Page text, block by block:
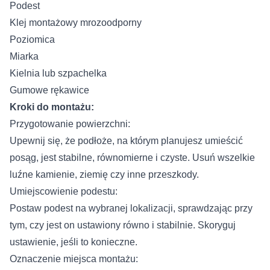
Podest
Klej montażowy mrozoodporny
Poziomica
Miarka
Kielnia lub szpachelka
Gumowe rękawice
Kroki do montażu:
Przygotowanie powierzchni:
Upewnij się, że podłoże, na którym planujesz umieścić
posąg, jest stabilne, równomierne i czyste. Usuń wszelkie
luźne kamienie, ziemię czy inne przeszkody.
Umiejscowienie podestu:
Postaw podest na wybranej lokalizacji, sprawdzając przy
tym, czy jest on ustawiony równo i stabilnie. Skoryguj
ustawienie, jeśli to konieczne.
Oznaczenie miejsca montażu: